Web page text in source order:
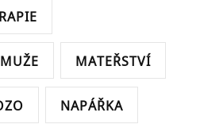
MATEŘSTVÍ
NAPÁŘKA